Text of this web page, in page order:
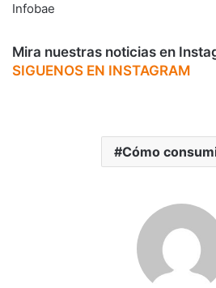
Infobae
Mira nuestras noticias en
SIGUENOS EN INSTAGRAM
Cómo